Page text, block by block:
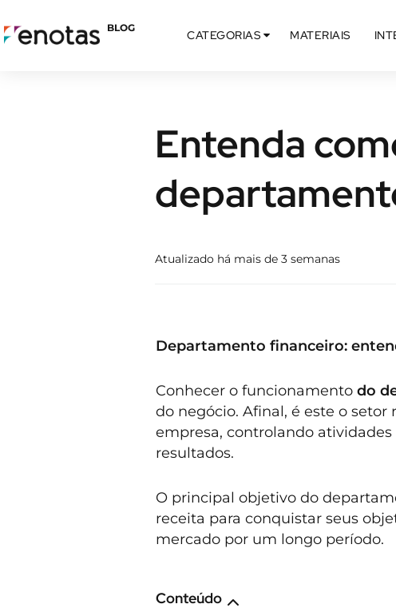
BLOG
CATEGORIAS MATERIAIS
Entenda
Atualizado há mais de 3 semanas
Departamento financeiro: e
Conhecer o funcionamentodo
do negócio. Afinal, é este o
empresa, controlando
resultados.
O principal objetivo do
receita para conquistar seus
mercado por um longo período.
Conteúdo